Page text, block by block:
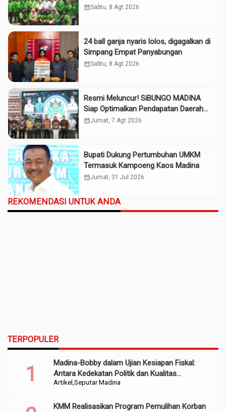
Adalah Tokoh”
calendar_monthSabtu, 8 Agt 2026
24 ball ganja nyaris lolos, digagalkan di
Simpang Empat Panyabungan
calendar_monthSabtu, 8 Agt 2026
Resmi Meluncur! SiBUNGO MADINA
Siap Optimalkan Pendapatan Daerah
Madina
calendar_monthJumat, 7 Agt 2026
Bupati Dukung Pertumbuhan UMKM
Termasuk Kampoeng Kaos Madina
calendar_monthJumat, 31 Jul 2026
REKOMENDASI UNTUK ANDA
TERPOPULER
Artikel Seputar Madina
Madina-Bobby dalam Ujian Kesiapan Fiskal:
Antara Kedekatan Politik dan Kualitas
Perencanaan
KMM Realisasikan Program Pemulihan Korban